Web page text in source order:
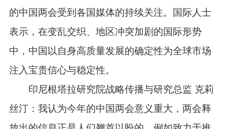
的中国两会受到各国媒体的持续关注。国际人士
表示，在变乱交织、地区冲突加剧的国际形势
中，中国以自身高质量发展的确定性为全球市场
注入宝贵信心与稳定性。
印尼根塔拉研究院战略传播与研究总监 克莉
丝汀：我认为今年的中国两会意义重大，两会释